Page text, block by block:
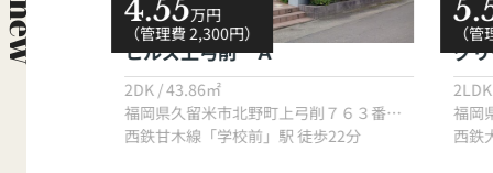
new 4.55万円
（管理費 2,300円）
ヒルズ上弓削 Ａ
2DK / 43.86㎡
福岡県久留米市北野町上弓削７６３番地１
西鉄甘木線「学校前」駅 徒歩22分
（
グ
福岡
西鉄